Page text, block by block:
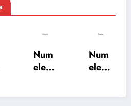
Num
ele
Num
ele